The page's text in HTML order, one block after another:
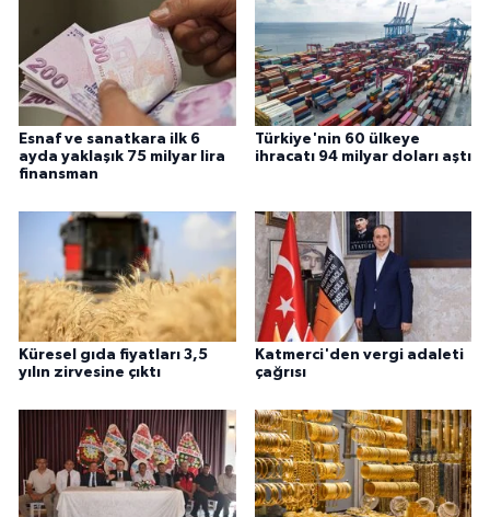
Esnaf ve sanatkara ilk 6
ayda yaklaşık 75 milyar lira
finansman
Türkiye'nin 60 ülkeye
ihracatı 94 milyar doları aştı
Küresel gıda fiyatları 3,5
yılın zirvesine çıktı
Katmerci'den vergi adaleti
çağrısı